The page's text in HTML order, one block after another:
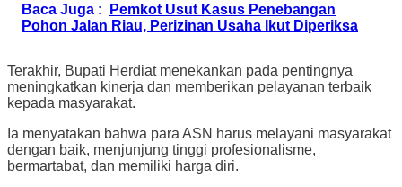
Baca Juga :
Pemkot Usut Kasus Penebangan
Pohon Jalan Riau, Perizinan Usaha Ikut Diperiksa
Terakhir, Bupati Herdiat menekankan pada pentingnya
meningkatkan kinerja dan memberikan pelayanan terbaik
kepada masyarakat.
Ia menyatakan bahwa para ASN harus melayani masyarakat
dengan baik, menjunjung tinggi profesionalisme,
bermartabat, dan memiliki harga diri.